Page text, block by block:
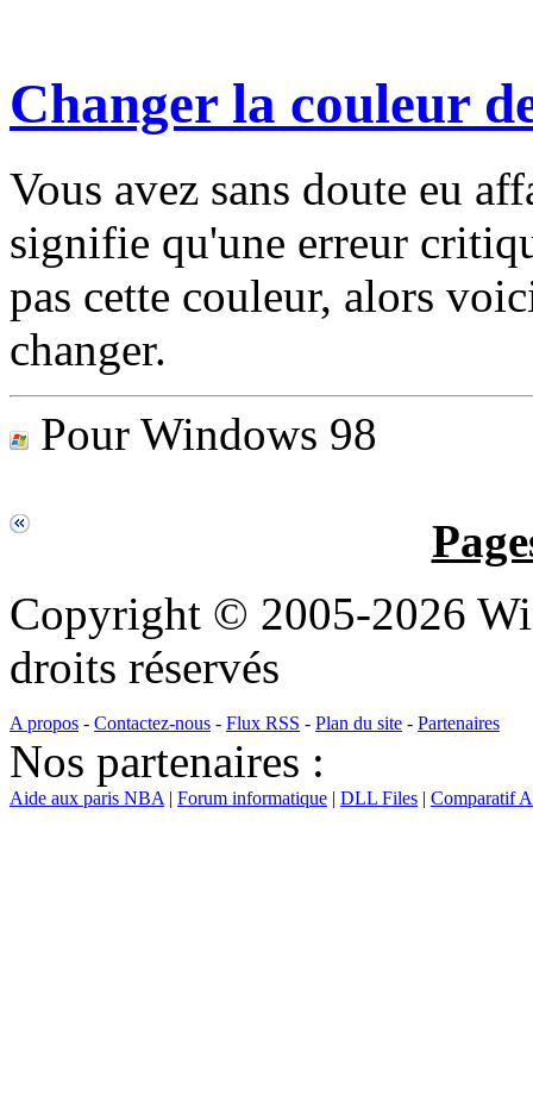
Changer la couleur
Vous avez sans doute eu
signifie qu'une erreur
pas cette couleur, alors
changer.
Pour Windows 98
Copyright © 2005-2026
droits réservés
A propos - Contactez-nous - Flux RSS - Plan du site - Partenaires
Nos partenaires :
Aide aux paris NBA | Forum informatique | DLL Files | Comparatif